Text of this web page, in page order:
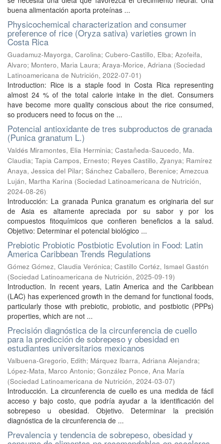
buena alimentación aporta proteínas ...
Physicochemical characterization and consumer
preference of rice (Oryza sativa) varieties grown in
Costa Rica
Guadamuz-Mayorga, Carolina; Cubero-Castillo, Elba; Azofeifa,
Alvaro; Montero, Maria Laura; Araya-Morice, Adriana (Sociedad
Latinoamericana de Nutrición, 2022-07-01)
Introduction: Rice is a staple food in Costa Rica representing
almost 24 % of the total calorie intake in the diet. Consumers
have become more quality conscious about the rice consumed,
so producers need to focus on the ...
Potencial antioxidante de tres subproductos de granada
(Punica granatum L.)
Valdés Miramontes, Elia Herminia; Castañeda-Saucedo, Ma.
Claudia; Tapia Campos, Ernesto; Reyes Castillo, Zyanya; Ramírez
Anaya, Jessica del Pilar; Sánchez Caballero, Berenice; Amezcua
Luján, Martha Karina (Sociedad Latinoamericana de Nutrición,
2024-08-26)
Introducción: La granada Punica granatum es originaria del sur
de Asia es altamente apreciada por su sabor y por los
compuestos fitoquímicos que confieren beneficios a la salud.
Objetivo: Determinar el potencial biológico ...
Prebiotic Probiotic Postbiotic Evolution in Food: Latin
America Caribbean Trends Regulations
Gómez Gómez, Claudia Verónica; Castillo Cortéz, Ismael Gastón
(Sociedad Latinoamericana de Nutrición, 2025-09-19)
Introduction. In recent years, Latin America and the Caribbean
(LAC) has experienced growth in the demand for functional foods,
particularly those with prebiotic, probiotic, and postbiotic (PPPs)
properties, which are not ...
Precisión diagnóstica de la circunferencia de cuello
para la predicción de sobrepeso y obesidad en
estudiantes universitarios mexicanos
Valbuena-Gregorio, Edith; Márquez Ibarra, Adriana Alejandra;
López-Mata, Marco Antonio; González Ponce, Ana María
(Sociedad Latinoamericana de Nutrición, 2024-03-07)
Introducción. La circunferencia de cuello es una medida de fácil
acceso y bajo costo, que podría ayudar a la identificación del
sobrepeso u obesidad. Objetivo. Determinar la precisión
diagnóstica de la circunferencia de ...
Prevalencia y tendencia de sobrepeso, obesidad y